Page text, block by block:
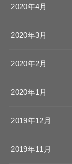
2020年4月
2020年3月
2020年2月
2020年1月
2019年12月
2019年11月